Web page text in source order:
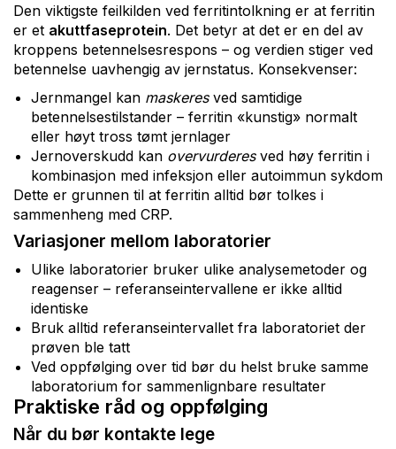
Den viktigste feilkilden ved ferritintolkning er at ferritin
er et akuttfaseprotein. Det betyr at det er en del av
kroppens betennelsesrespons – og verdien stiger ved
betennelse uavhengig av jernstatus. Konsekvenser:
Jernmangel kan maskeresved samtidige
betennelsestilstander – ferritin «kunstig» normalt
eller høyt tross tømt jernlager
Jernoverskudd kan overvurderesved høy ferritin i
kombinasjon med infeksjon eller autoimmun sykdom
Dette er grunnen til at ferritin alltid bør tolkes i
sammenheng med CRP.
Variasjoner mellom laboratorier
Ulike laboratorier bruker ulike analysemetoder og
reagenser – referanseintervallene er ikke alltid
identiske
Bruk alltid referanseintervallet fra laboratoriet der
prøven ble tatt
Ved oppfølging over tid bør du helst bruke samme
laboratorium for sammenlignbare resultater
Praktiske råd og oppfølging
Når du bør kontakte lege